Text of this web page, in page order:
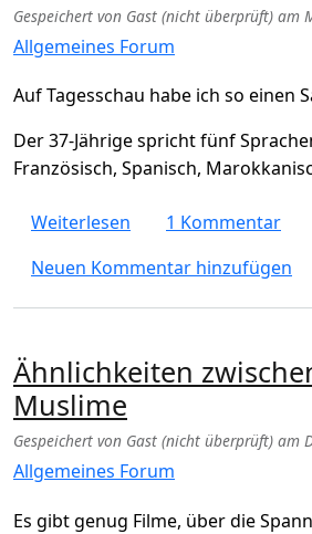
Gespeichert von Gast (nicht überprüft) am
Allgemeines Forum
Auf Tagesschau habe ich so einen
Der 37-Jährige spricht fünf
Französisch, Spanisch,
Weiterlesen über Was ist
1 Kommentar
Neuen Kommentar hinzufügen
Ähnlichkeiten
Muslime
Gespeichert von Gast (nicht überprüft) am
Allgemeines Forum
Es gibt genug Filme, über die